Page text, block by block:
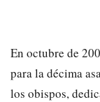
En octubre de
para la décima
los obispos,